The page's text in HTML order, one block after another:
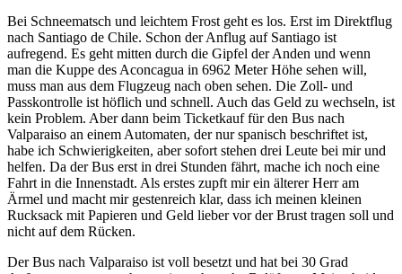
Bei Schneematsch und leichtem Frost geht es los. Erst im Direktflug
nach Santiago de Chile. Schon der Anflug auf Santiago ist
aufregend. Es geht mitten durch die Gipfel der Anden und wenn
man die Kuppe des Aconcagua in 6962 Meter Höhe sehen will,
muss man aus dem Flugzeug nach oben sehen. Die Zoll- und
Passkontrolle ist höflich und schnell. Auch das Geld zu wechseln, ist
kein Problem. Aber dann beim Ticketkauf für den Bus nach
Valparaiso an einem Automaten, der nur spanisch beschriftet ist,
habe ich Schwierigkeiten, aber sofort stehen drei Leute bei mir und
helfen. Da der Bus erst in drei Stunden fährt, mache ich noch eine
Fahrt in die Innenstadt. Als erstes zupft mir ein älterer Herr am
Ärmel und macht mir gestenreich klar, dass ich meinen kleinen
Rucksack mit Papieren und Geld lieber vor der Brust tragen soll und
nicht auf dem Rücken.
Der Bus nach Valparaiso ist voll besetzt und hat bei 30 Grad